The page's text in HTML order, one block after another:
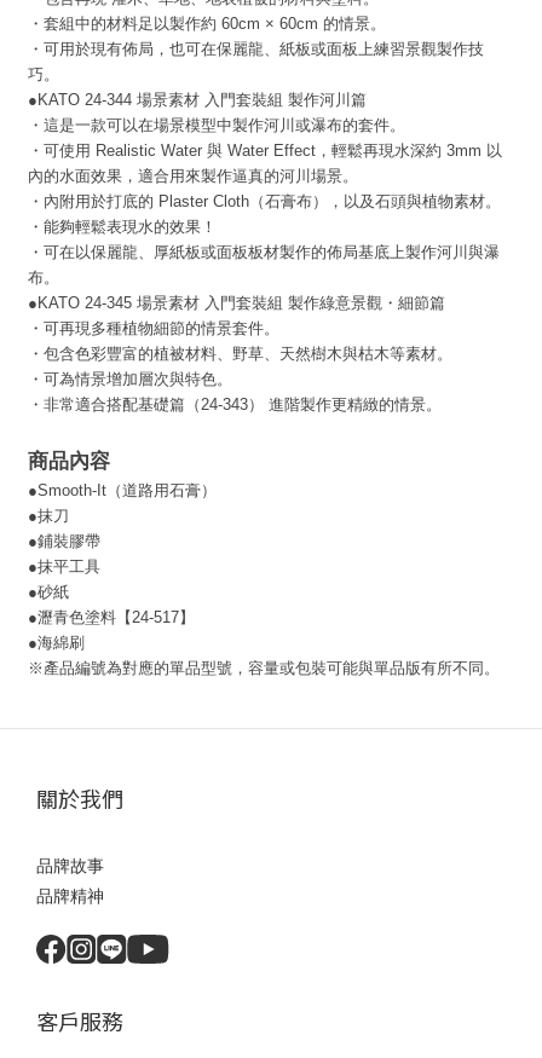
・套組中的材料足以製作約 60cm × 60cm 的情景。
・可用於現有佈局，也可在保麗龍、紙板或面板上練習景觀製作技
巧。
●KATO 24-344 場景素材 入門套裝組 製作河川篇
・這是一款可以在場景模型中製作河川或瀑布的套件。
・可使用 Realistic Water 與 Water Effect，輕鬆再現水深約 3mm 以
內的水面效果，適合用來製作逼真的河川場景。
・內附用於打底的 Plaster Cloth（石膏布），以及石頭與植物素材。
・能夠輕鬆表現水的效果！
・可在以保麗龍、厚紙板或面板板材製作的佈局基底上製作河川與瀑
布。
●KATO 24-345 場景素材 入門套裝組 製作綠意景觀・細節篇
・可再現多種植物細節的情景套件。
・包含色彩豐富的植被材料、野草、天然樹木與枯木等素材。
・可為情景增加層次與特色。
・非常適合搭配基礎篇（24-343） 進階製作更精緻的情景。
商品內容
●Smooth-It（道路用石膏）
●抹刀
●鋪裝膠帶
●抹平工具
●砂紙
●瀝青色塗料【24-517】
●海綿刷
※產品編號為對應的單品型號，容量或包裝可能與單品版有所不同。
關於我們
品牌故事
品牌精神
客戶服務